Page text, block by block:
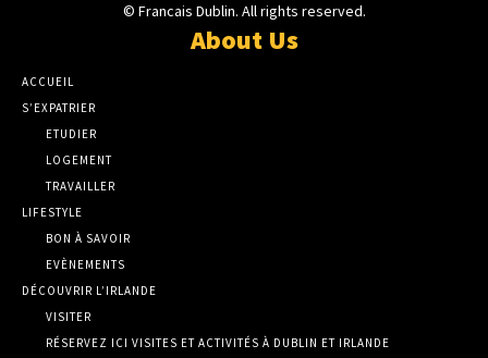
© Francais Dublin. All rights reserved.
About Us
ACCUEIL
S’EXPATRIER
ETUDIER
LOGEMENT
TRAVAILLER
LIFESTYLE
BON À SAVOIR
EVÈNEMENTS
DÉCOUVRIR L’IRLANDE
VISITER
RÉSERVEZ ICI VISITES ET ACTIVITÉS À DUBLIN ET IRLANDE